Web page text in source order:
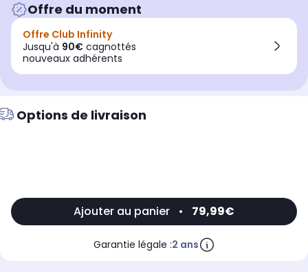
Offre du moment
Offre Club Infinity
Jusqu'à 90€ cagnottés
nouveaux adhérents
Options de livraison
Ajouter au panier • 79,99€
Garantie légale :2 ans